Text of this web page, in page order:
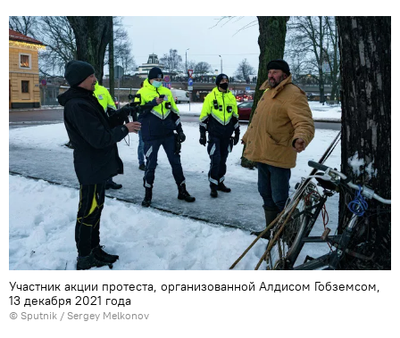
Участник акции протеста, организованной Алдисом Гобземсом,
13 декабря 2021 года
© Sputnik / Sergey Melkonov